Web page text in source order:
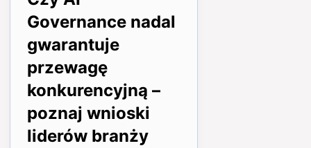
Governance nadal
gwarantuje
przewagę
konkurencyjną –
poznaj wnioski
liderów branży